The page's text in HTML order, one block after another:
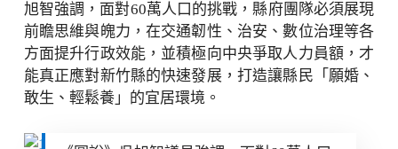
旭智強調，面對60萬人口的挑戰，縣府團隊必須展現
前瞻思維與魄力，在交通韌性、治安、數位治理等各
方面提升行政效能，並積極向中央爭取人力員額，才
能真正應對新竹縣的快速發展，打造讓縣民「願婚、
敢生、輕鬆養」的宜居環境。